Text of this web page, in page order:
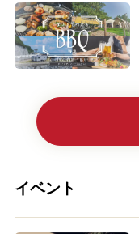
イベント